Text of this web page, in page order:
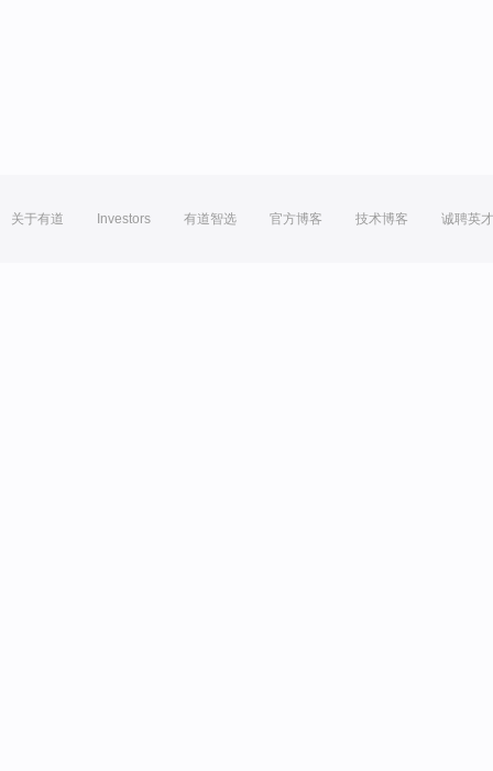
关于有道 Investors 有道智选 官方博客 技术博客 诚聘英才